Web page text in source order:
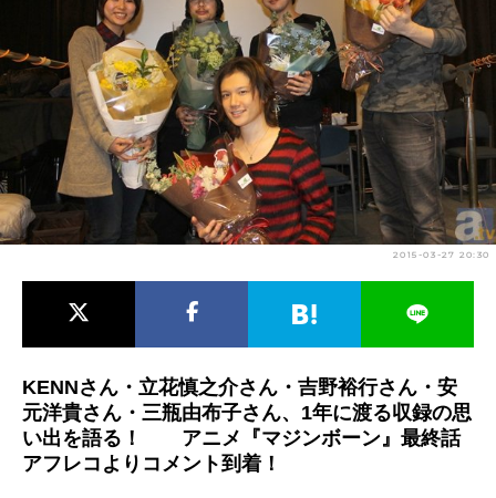
アニメ記事一覧 声優記事一覧
アニメ映画一覧 実写化映画一覧
今期アニメ曜日別一覧
春アニメ 夏アニメ
冬アニメ
2015-03-27 20:30
KENNさん・立花慎之介さん・吉野裕行さん・安
元洋貴さん・三瓶由布子さん、1年に渡る収録の思
い出を語る！ アニメ『マジンボーン』最終話
アフレコよりコメント到着！